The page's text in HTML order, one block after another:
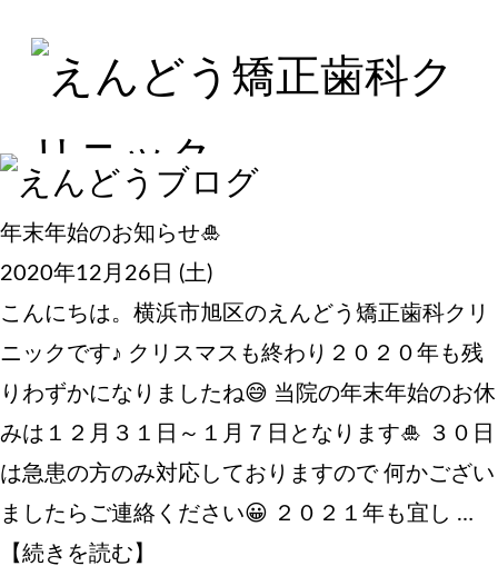
年末年始のお知らせ🎍
2020年12月26日 (土)
こんにちは。横浜市旭区のえんどう矯正歯科クリ
ニックです♪ クリスマスも終わり２０２０年も残
りわずかになりましたね😅 当院の年末年始のお休
みは１２月３１日～１月７日となります🎍 ３０日
は急患の方のみ対応しておりますので 何かござい
ましたらご連絡ください😀 ２０２１年も宜し …
【続きを読む】